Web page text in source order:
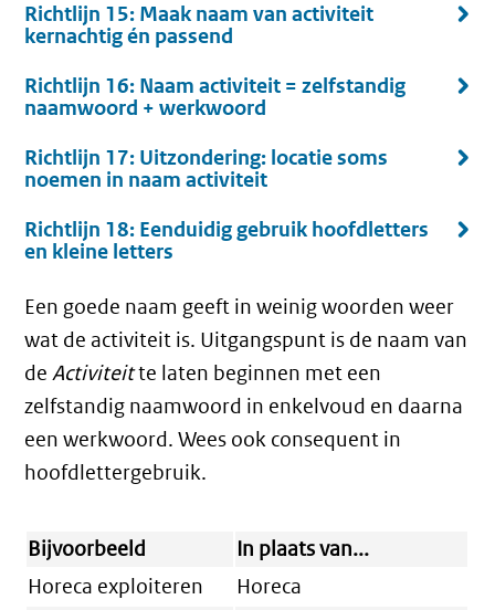
Richtlijn 15: Maak naam van activiteit
kernachtig én passend
Richtlijn 16: Naam activiteit = zelfstandig
naamwoord + werkwoord
Richtlijn 17: Uitzondering: locatie soms
noemen in naam activiteit
Richtlijn 18: Eenduidig gebruik hoofdletters
en kleine letters
Een goede naam geeft in weinig woorden weer
wat de activiteit is. Uitgangspunt is de naam van
deActiviteitte laten beginnen met een
zelfstandig naamwoord in enkelvoud en daarna
een werkwoord. Wees ook consequent in
hoofdlettergebruik.
Bijvoorbeeld
In plaats van...
Horeca exploiteren
Horeca